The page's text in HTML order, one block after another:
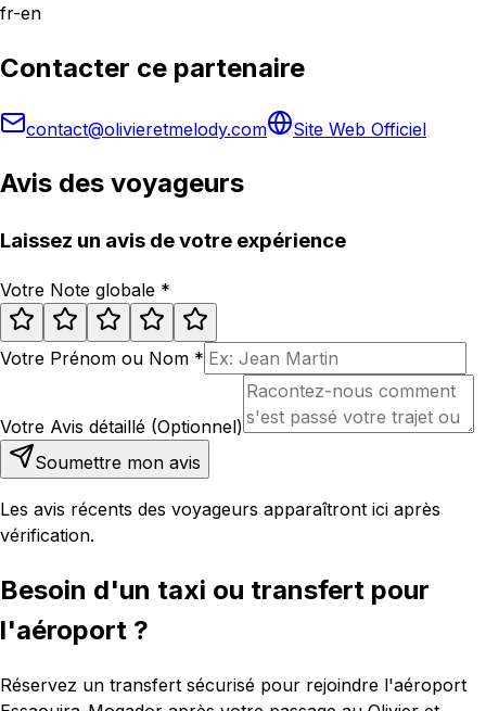
fr-en
Contacter ce partenaire
contact@olivieretmelody.com Site Web Officiel
Avis des voyageurs
Laissez un avis de votre expérience
Votre Note globale *
Votre Prénom ou Nom *
Votre Avis détaillé (Optionnel)
Soumettre mon avis
Les avis récents des voyageurs apparaîtront ici après
vérification.
Besoin d'un taxi ou transfert pour
l'aéroport ?
Réservez un transfert sécurisé pour rejoindre l'aéroport